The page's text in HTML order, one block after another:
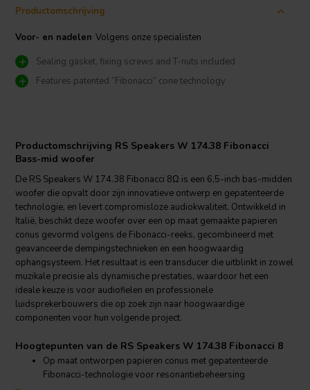
Productomschrijving
Voor- en nadelen Volgens onze specialisten
Sealing gasket, fixing screws and T-nuts included
Features patented “Fibonacci” cone technology
Productomschrijving RS Speakers W 174.38 Fibonacci
Bass-mid woofer
De RS Speakers W 174.38 Fibonacci 8Ω is een 6,5-inch bas-midden
woofer die opvalt door zijn innovatieve ontwerp en gepatenteerde
technologie, en levert compromisloze audiokwaliteit. Ontwikkeld in
Italië, beschikt deze woofer over een op maat gemaakte papieren
conus gevormd volgens de Fibonacci-reeks, gecombineerd met
geavanceerde dempingstechnieken en een hoogwaardig
ophangsysteem. Het resultaat is een transducer die uitblinkt in zowel
muzikale precisie als dynamische prestaties, waardoor het een
ideale keuze is voor audiofielen en professionele
luidsprekerbouwers die op zoek zijn naar hoogwaardige
componenten voor hun volgende project.
Hoogtepunten van de RS Speakers W 174.38 Fibonacci 8
Op maat ontworpen papieren conus met gepatenteerde
Fibonacci-technologie voor resonantiebeheersing